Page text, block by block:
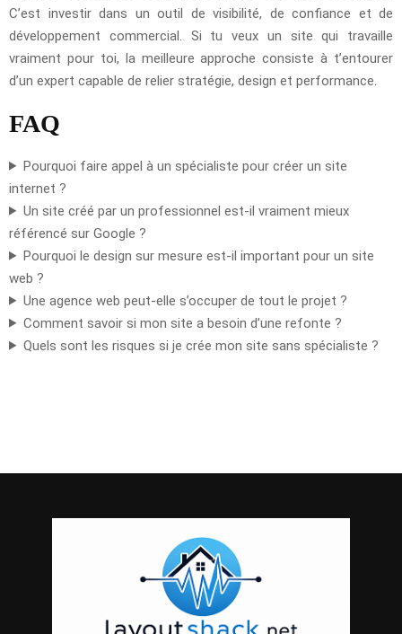
C’est investir dans un outil de visibilité, de confiance et de
développement commercial. Si tu veux un site qui travaille
vraiment pour toi, la meilleure approche consiste à t’entourer
d’un expert capable de relier stratégie, design et performance.
FAQ
Pourquoi faire appel à un spécialiste pour créer un site
internet ?
Un site créé par un professionnel est-il vraiment mieux
référencé sur Google ?
Pourquoi le design sur mesure est-il important pour un site
web ?
Une agence web peut-elle s’occuper de tout le projet ?
Comment savoir si mon site a besoin d’une refonte ?
Quels sont les risques si je crée mon site sans spécialiste ?